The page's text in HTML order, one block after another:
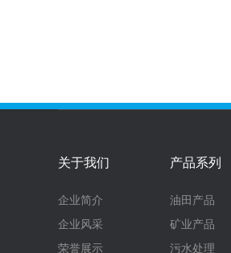
关于我们
企业简介
企业风采
荣誉展示
产品系列
油田产品
矿业产品
污水处理